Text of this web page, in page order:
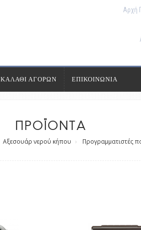
Αρχή
ΚΑΛΑΘΙ ΑΓΟΡΩΝ ΕΠΙΚΟΙΝΩΝΙΑ
ΠΡΟΪΟΝΤΑ
Αξεσουάρ νερού κήπου Προγραμματιστές